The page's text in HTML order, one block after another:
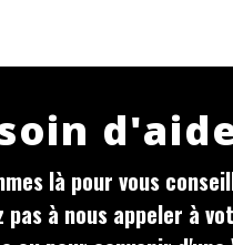
là pour vous
pas à nous appeler à